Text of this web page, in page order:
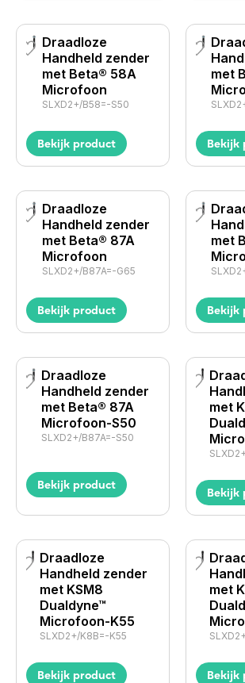
Draadloze
Handheld zender
met Beta® 58A
Microfoon
SLXD2+/B58=-S50
Bekijk product
met
Bekijk
Draadloze
Handheld zender
met Beta® 87A
Microfoon
SLXD2+/B87A=-G65
Bekijk product
met
Bekijk
Draadloze
Handheld zender
met Beta® 87A
Microfoon-S50
SLXD2+/B87A=-S50
Bekijk product
met
Bekijk
Draadloze
Handheld zender
met KSM8
Dualdyne™
Microfoon-K55
SLXD2+/K8B=-K55
Bekijk product
met
Bekijk